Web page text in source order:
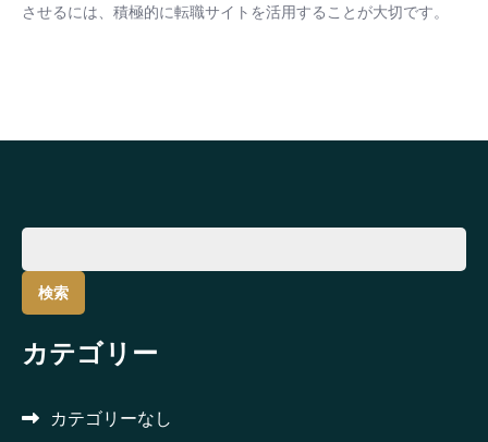
させるには、積極的に転職サイトを活用することが大切です。
検
索:
カテゴリー
カテゴリーなし